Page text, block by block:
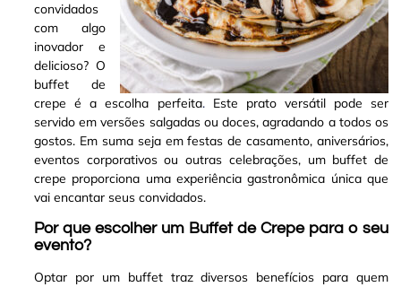
convidados
com algo
inovador e
delicioso? O
buffet de
crepe é a escolha perfeita.Este prato versátil pode ser
servido em versões salgadas ou doces, agradando a todos os
gostos. Em suma seja em festas de casamento, aniversários,
eventos corporativos ou outras celebrações, um buffet de
crepe proporciona uma experiência gastronômica única que
vai encantar seus convidados.
Por que escolher um Buffet de Crepe para o seu
evento?
Optar por um buffet traz diversos benefícios para quem